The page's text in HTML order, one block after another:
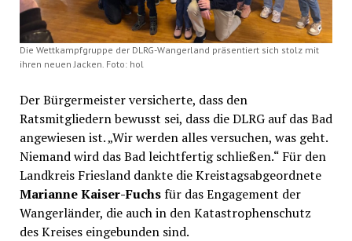
Die Wettkampfgruppe der DLRG-Wangerland präsentiert sich stolz mit
ihren neuen Jacken. Foto: hol
Der Bürgermeister versicherte, dass den
Ratsmitgliedern bewusst sei, dass die DLRG auf das Bad
angewiesen ist. „Wir werden alles versuchen, was geht.
Niemand wird das Bad leichtfertig schließen.“ Für den
Landkreis Friesland dankte die Kreistagsabgeordnete
Marianne Kaiser-Fuchsfür das Engagement der
Wangerländer, die auch in den Katastrophenschutz
des Kreises eingebunden sind.